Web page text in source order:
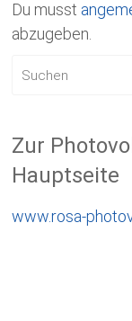
Du musst
abzugeben.
Zur
Hauptseite
www.rosa-